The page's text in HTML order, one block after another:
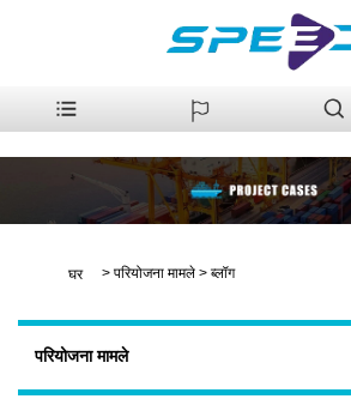
घर > परियोजना मामले > ब्लॉग
परियोजना मामले